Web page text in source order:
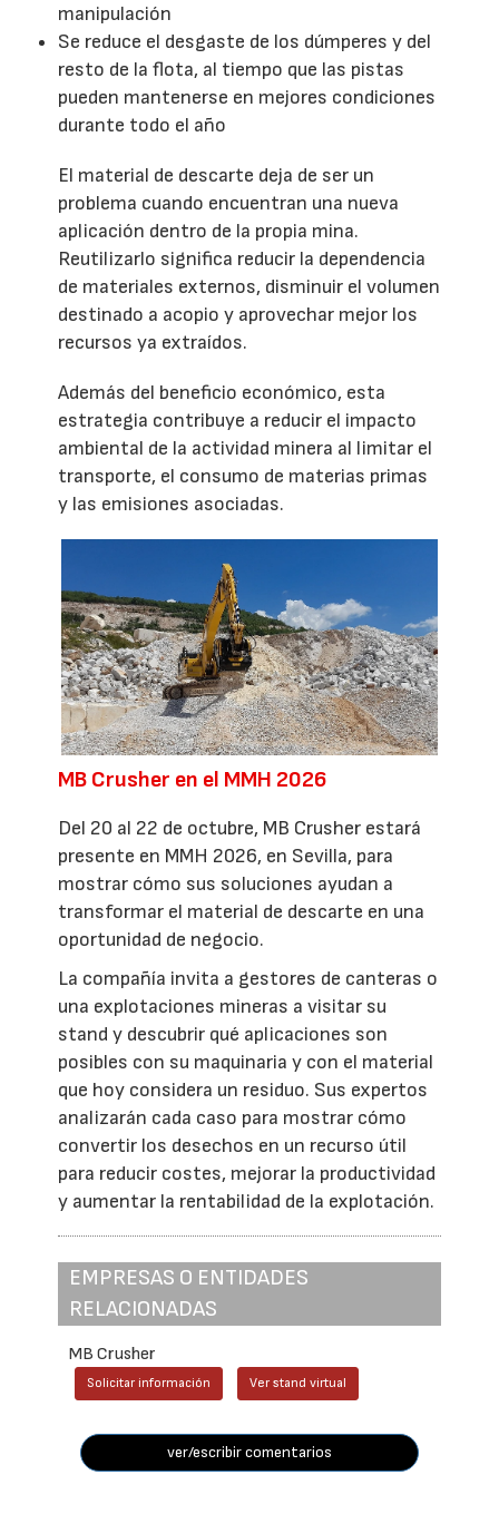
manipulación
Se reduce el desgaste de los dúmperes y del
resto de la flota, al tiempo que las pistas
pueden mantenerse en mejores condiciones
durante todo el año
El material de descarte deja de ser un
problema cuando encuentran una nueva
aplicación dentro de la propia mina.
Reutilizarlo significa reducir la dependencia
de materiales externos, disminuir el volumen
destinado a acopio y aprovechar mejor los
recursos ya extraídos.
Además del beneficio económico, esta
estrategia contribuye a reducir el impacto
ambiental de la actividad minera al limitar el
transporte, el consumo de materias primas
y las emisiones asociadas.
MB Crusher en el MMH 2026
Del 20 al 22 de octubre, MB Crusher estará
presente en MMH 2026, en Sevilla, para
mostrar cómo sus soluciones ayudan a
transformar el material de descarte en una
oportunidad de negocio.
La compañía invita a gestores de canteras o
una explotaciones mineras a visitar su
stand y descubrir qué aplicaciones son
posibles con su maquinaria y con el material
que hoy considera un residuo. Sus expertos
analizarán cada caso para mostrar cómo
convertir los desechos en un recurso útil
para reducir costes, mejorar la productividad
y aumentar la rentabilidad de la explotación.
EMPRESAS O ENTIDADES
RELACIONADAS
MB Crusher
Solicitar información Ver stand virtual
ver/escribir comentarios